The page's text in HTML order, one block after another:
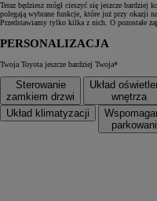
Teraz będziesz mógł cieszyć się jeszcze
polegają wybrane funkcje, które już przy okazji
Przedstawiamy tylko kilka z nich. O pozostałe
PERSONALIZACJA
Twoja Toyota jeszcze bardziej Twoja*
Sterowanie
zamkiem drzwi
Układ
wnętrza
Układ klimatyzacji